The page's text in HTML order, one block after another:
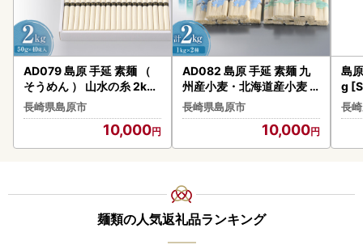
AD079 島原 手延 素麺 （
そうめん ） 山水の糸 2kg
（50g×40束）
長崎県島原市
10,000
AD082 島原 手延 素麺 九
州産小麦・北海道産小麦
そうめん 詰め合わせ 2kg
（50g×4束×各5袋）
長崎県島原市
10,000
島
g
長
麺類の人気返礼品ランキング